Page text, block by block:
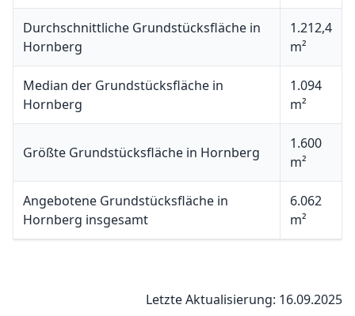
Durchschnittliche Grundstücksfläche in
Hornberg
1.212,4
m²
Median der Grundstücksfläche in
Hornberg
1.094
m²
Größte Grundstücksfläche in Hornberg
1.600
m²
Angebotene Grundstücksfläche in
Hornberg insgesamt
6.062
m²
Letzte Aktualisierung: 16.09.2025